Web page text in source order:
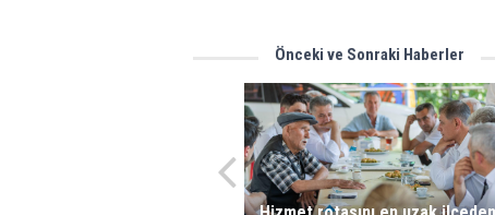
Önceki ve Sonraki Haberler